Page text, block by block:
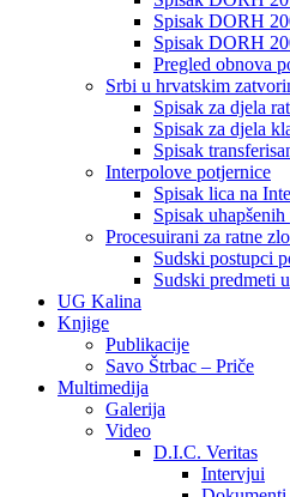
Spisak DORH
Spisak DORH
Pregled obnova
Srbi u hrvatskim
Spisak za djela
Spisak za djela
Spisak
Interpolove potjernice
Spisak lica na
Spisak
Procesuirani za ratne
Sudski postupci
Sudski predmeti
UG Kalina
Knjige
Publikacije
Savo Štrbac – Priče
Multimedija
Galerija
Video
D.I.C. Veritas
Intervjui